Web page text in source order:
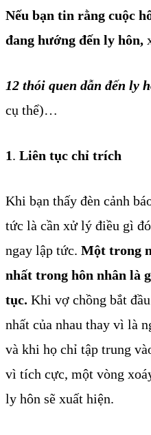
Nếu bạn tin rằng cuộc
đang hướng đến ly hôn,
12 thói quen dẫn đến ly
cụ thể)…
1. Liên tục chỉ trích
Khi bạn thấy đèn cảnh
tức là cần xử lý điều gì
ngay lập tức. Một trong
nhất trong hôn nhân là
tục. Khi vợ chồng bắt
nhất của nhau thay vì là
và khi họ chỉ tập trung
vì tích cực, một vòng
ly hôn sẽ xuất hiện.